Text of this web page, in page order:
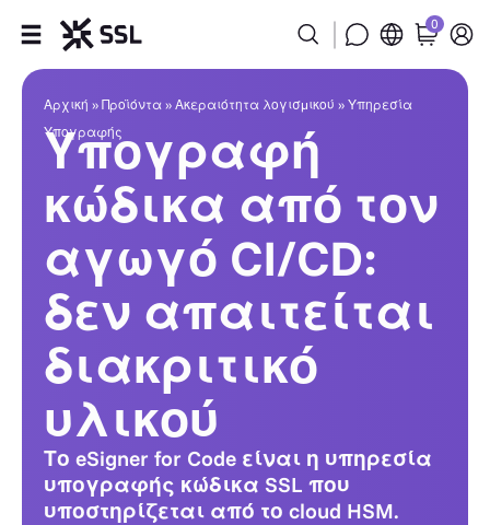
Προϊόντα
Βιομηχανία
Συνεργάτες
Εταιρεία
Υποστήριξη
0
Αρχική » Προϊόντα » Ακεραιότητα λογισμικού » Υπηρεσία
Υπογραφής
Υπογραφή
κώδικα από τον
αγωγό CI/CD:
δεν απαιτείται
διακριτικό
υλικού
Το eSigner for Code είναι η υπηρεσία
υπογραφής κώδικα SSL που
υποστηρίζεται από το cloud HSM.